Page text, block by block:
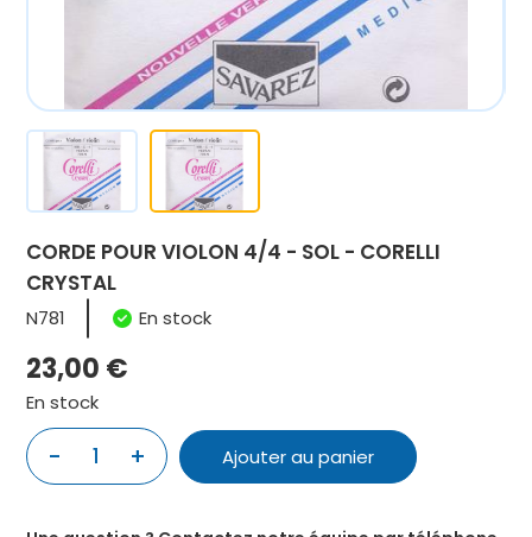
CORDE POUR VIOLON 4/4 - SOL - CORELLI
CRYSTAL
N781 En stock
23,00 €
En stock
- + Ajouter au panier